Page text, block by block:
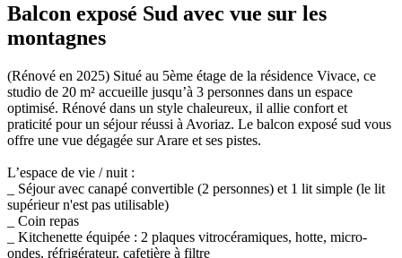
Balcon exposé Sud avec vue sur les
montagnes
(Rénové en 2025) Situé au 5ème étage de la résidence Vivace, ce
studio de 20 m² accueille jusqu’à 3 personnes dans un espace
optimisé. Rénové dans un style chaleureux, il allie confort et
praticité pour un séjour réussi à Avoriaz. Le balcon exposé sud vous
offre une vue dégagée sur Arare et ses pistes.
L’espace de vie / nuit :
_ Séjour avec canapé convertible (2 personnes) et 1 lit simple (le lit
supérieur n'est pas utilisable)
_ Coin repas
_ Kitchenette équipée : 2 plaques vitrocéramiques, hotte, micro-
ondes, réfrigérateur, cafetière à filtre